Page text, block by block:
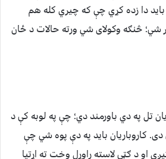
باید دا زده کړي چې که چیري کله هم
شي؛ څنګه وکولای شي ورته حالات د ځان
تل په دي باورمند دي؛ چې په لوبه کې د
کاروباریان باید په دې پوه شي چې
او د ګټې لاسته راوړل وخت ته اړتیا